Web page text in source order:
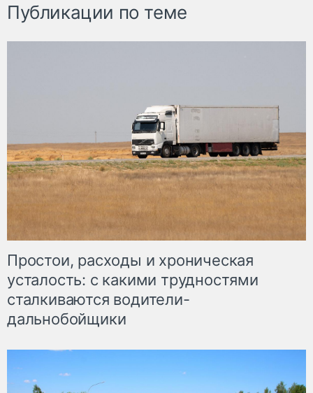
Публикации по теме
Простои, расходы и хроническая
усталость: с какими трудностями
сталкиваются водители-
дальнобойщики